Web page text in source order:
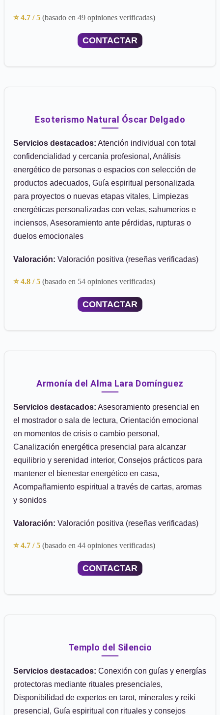
⭐ 4.7 / 5 (basado en 49 opiniones verificadas)
CONTACTAR
Esoterismo Natural Óscar Delgado
Servicios destacados: Atención individual con total
confidencialidad y cercanía profesional, Análisis
energético de personas o espacios con selección de
productos adecuados, Guía espiritual personalizada
para proyectos o nuevas etapas vitales, Limpiezas
energéticas personalizadas con velas, sahumerios e
inciensos, Asesoramiento ante pérdidas, rupturas o
duelos emocionales
Valoración: Valoración positiva (reseñas verificadas)
⭐ 4.8 / 5 (basado en 54 opiniones verificadas)
CONTACTAR
Armonía del Alma Lara Domínguez
Servicios destacados: Asesoramiento presencial en
el mostrador o sala de lectura, Orientación emocional
en momentos de crisis o cambio personal,
Canalización energética presencial para alcanzar
equilibrio y serenidad interior, Consejos prácticos para
mantener el bienestar energético en casa,
Acompañamiento espiritual a través de cartas, aromas
y sonidos
Valoración: Valoración positiva (reseñas verificadas)
⭐ 4.7 / 5 (basado en 44 opiniones verificadas)
CONTACTAR
Templo del Silencio
Servicios destacados: Conexión con guías y energías
protectoras mediante rituales presenciales,
Disponibilidad de expertos en tarot, minerales y reiki
presencial, Guía espiritual con rituales y consejos